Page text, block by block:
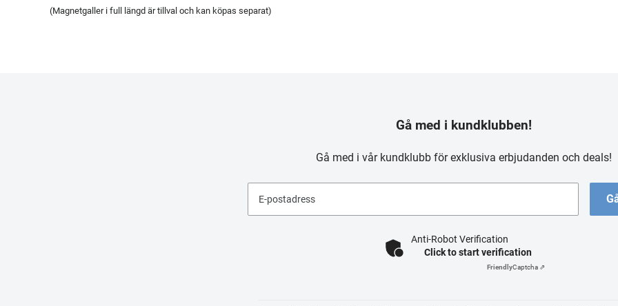
(Magnetgaller i full längd är tillval och kan köpas separat)
Gå med i kundklubben!
Gå med i vår kundklubb för exklusiva erbjudanden och deals!
E-postadress
Anti-Robot Verification
Click to start verification
FriendlyCaptcha ⇗